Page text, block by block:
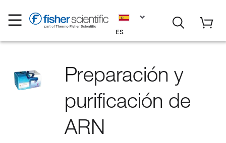
ES
Preparación y
purificación de
ARN